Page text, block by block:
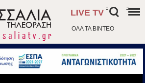
ΟΛΑ ΤΑ ΒΙΝΤΕΟ
LIVE TV
- -